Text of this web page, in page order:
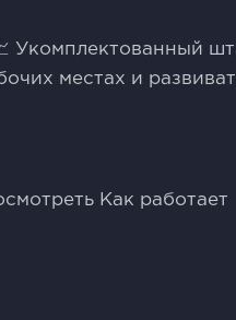
Укомплектованный
местах и
Как работает